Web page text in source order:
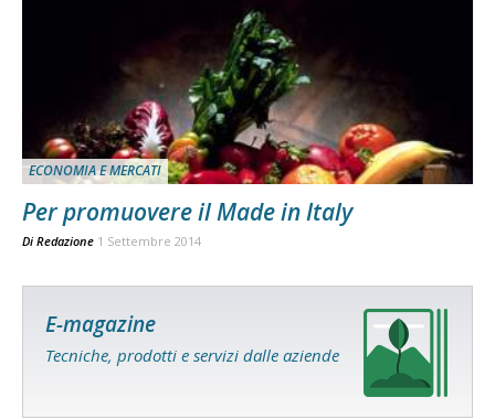
ECONOMIA E MERCATI
Per promuovere il Made in Italy
Di Redazione 1 Settembre 2014
E-magazine
Tecniche, prodotti e servizi dalle aziende